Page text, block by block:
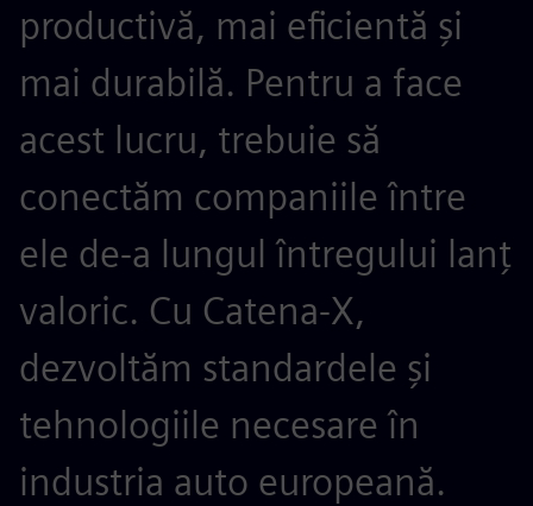
productivă, mai eficientă și
mai durabilă. Pentru a face
acest lucru, trebuie să
conectăm companiile între
ele de-a lungul întregului lanț
valoric. Cu Catena-X,
dezvoltăm standardele și
tehnologiile necesare în
industria auto europeană.